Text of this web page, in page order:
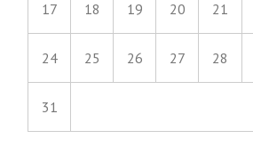
17 18 19 20 21
24 25 26 27 28
31